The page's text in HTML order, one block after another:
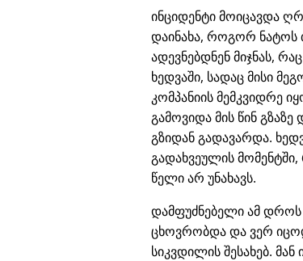
ინციდენტი მოიცავდა
დაინახა, როგორ ნატოს
ადევნებდნენ მიჯნას,
ხედვაში, სადაც მისი
კომპანიის მემკვიდრე
გამოვიდა მის წინ
გზიდან გადავარდა.
გადახვეულის
წელი არ უნახავს.
დამფუძნებელი ამ დროს
ცხოვრობდა და ვერ
სიკვდილის შესახებ. მან